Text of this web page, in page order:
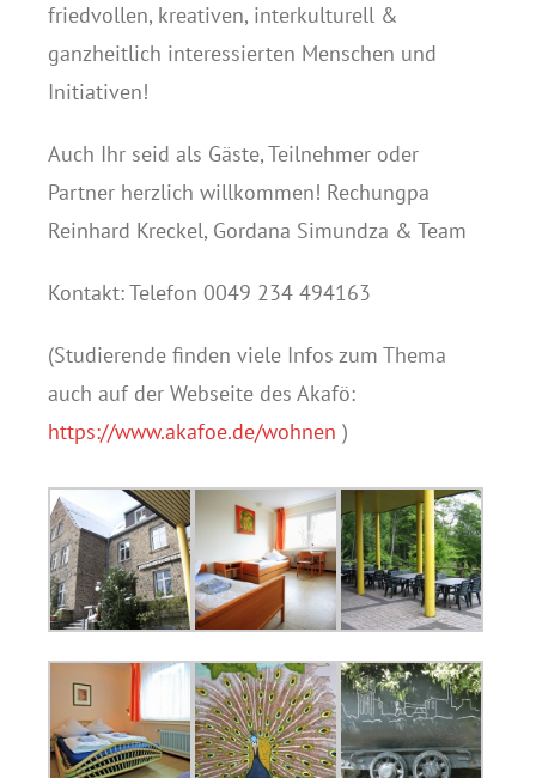
friedvollen, kreativen, interkulturell &
ganzheitlich interessierten Menschen und
Initiativen!
Auch Ihr seid als Gäste, Teilnehmer oder
Partner herzlich willkommen! Rechungpa
Reinhard Kreckel, Gordana Simundza & Team
Kontakt: Telefon 0049 234 494163
(Studierende finden viele Infos zum Thema
auch auf der Webseite des Akafö:
https://www.akafoe.de/wohnen )